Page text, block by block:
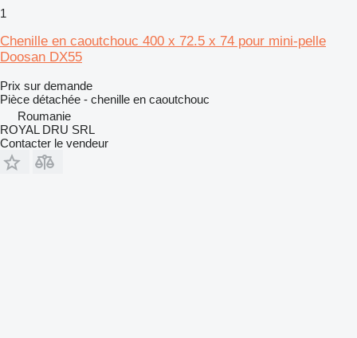
1
Chenille en caoutchouc 400 x 72.5 x 74 pour mini-pelle
Doosan DX55
Prix sur demande
Pièce détachée - chenille en caoutchouc
Roumanie
ROYAL DRU SRL
Contacter le vendeur